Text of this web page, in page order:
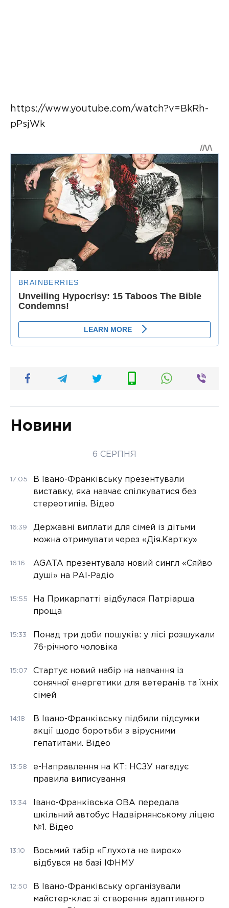
https://www.youtube.com/watch?v=BkRh-
pPsjWk
Новини
6 СЕРПНЯ
17:05
В Івано-Франківську презентували
виставку, яка навчає спілкуватися без
стереотипів. Відео
16:39
Державні виплати для сімей із дітьми
можна отримувати через «Дія.Картку»
16:16
AGATA презентувала новий сингл «Сяйво
душі» на РАІ-Радіо
15:55
На Прикарпатті відбулася Патріарша
проща
15:33
Понад три доби пошуків: у лісі розшукали
76-річного чоловіка
15:07
Стартує новий набір на навчання із
сонячної енергетики для ветеранів та їхніх
сімей
14:18
В Івано-Франківську підбили підсумки
акції щодо боротьби з вірусними
гепатитами. Відео
13:58
е-Направлення на КТ: НСЗУ нагадує
правила виписування
13:34
Івано-Франківська ОВА передала
шкільний автобус Надвірнянському ліцею
№1. Відео
13:10
Восьмий табір «Глухота не вирок»
відбувся на базі ІФНМУ
12:50
В Івано-Франківську організували
майстер-клас зі створення адаптивного